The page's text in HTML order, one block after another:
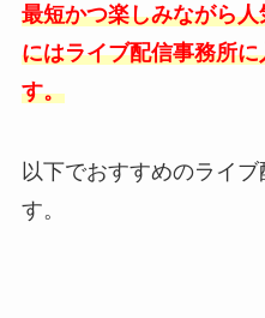
最短かつ楽しみながら
にはライブ配信事務所
す。
以下でおすすめのライ
す。